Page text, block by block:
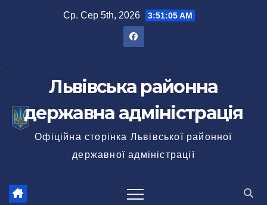
Ср. Сер 5th, 2026 3:51:05 AM
Львівська районна
державна адміністрація
Офіційна сторінка Львівської районної
державної адміністрації